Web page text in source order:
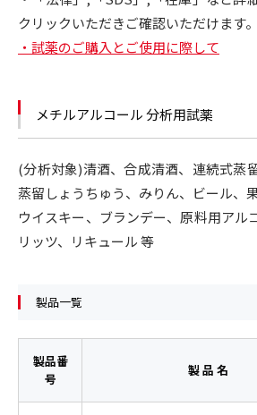
クリックいただきご確認いただけます。
・試薬のご購入とご使用に際して
メチルアルコール 分析用試薬
(分析対象)清酒、合成清酒、連続式蒸
蒸留しょうちゅう、みりん、ビール、
ウイスキー、ブランデー、原料用アル
リッツ、リキュール 等
製品一覧
製品番
号
製 品 名